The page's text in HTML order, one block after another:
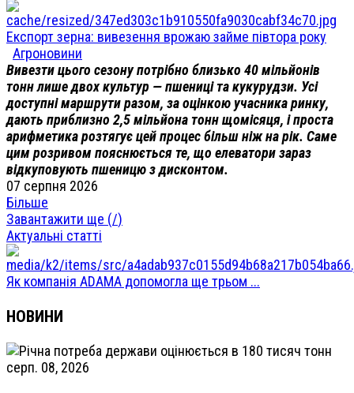
Експорт зерна: вивезення врожаю займе півтора року
Агроновини
Вивезти цього сезону потрібно близько 40 мільйонів
тонн лише двох культур — пшениці та кукурудзи. Усі
доступні маршрути разом, за оцінкою учасника ринку,
дають приблизно 2,5 мільйона тонн щомісяця, і проста
арифметика розтягує цей процес більш ніж на рік. Саме
цим розривом пояснюється те, що елеватори зараз
відкуповують пшеницю з дисконтом.
07 серпня 2026
Більше
Завантажити ще (/)
Актуальні статті
Як компанія ADAMA допомогла ще трьом ...
НОВИНИ
серп. 08, 2026